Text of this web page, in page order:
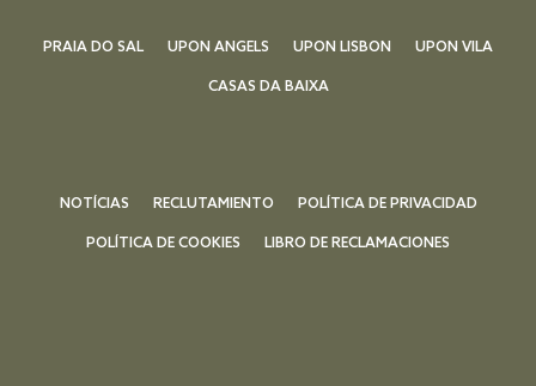
PRAIA DO SAL UPON ANGELS UPON LISBON UPON VILA
CASAS DA BAIXA
NOTÍCIAS RECLUTAMIENTO POLÍTICA DE PRIVACIDAD
POLÍTICA DE COOKIES LIBRO DE RECLAMACIONES